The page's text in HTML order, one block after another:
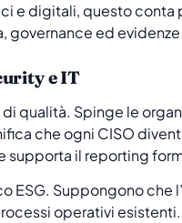
e digitali, questo
governance ed
e IT
qualità. Spinge le
che ogni CISO
supporta il reporting
ESG. Suppongono che
operativi